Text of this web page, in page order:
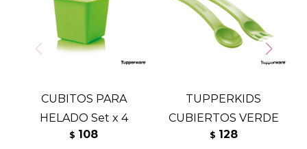
CUBITOS PARA
HELADO Set x 4
$ 108
TUPPERKIDS
CUBIERTOS VERDE
$ 128